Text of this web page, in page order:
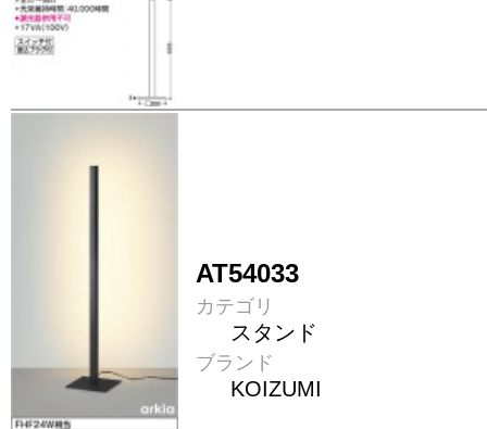
AT54033
カテゴリ
スタンド
ブランド
KOIZUMI